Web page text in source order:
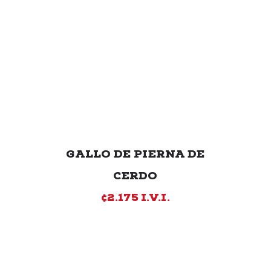
GALLO DE PIERNA DE
CERDO
¢2.175 I.V.I.